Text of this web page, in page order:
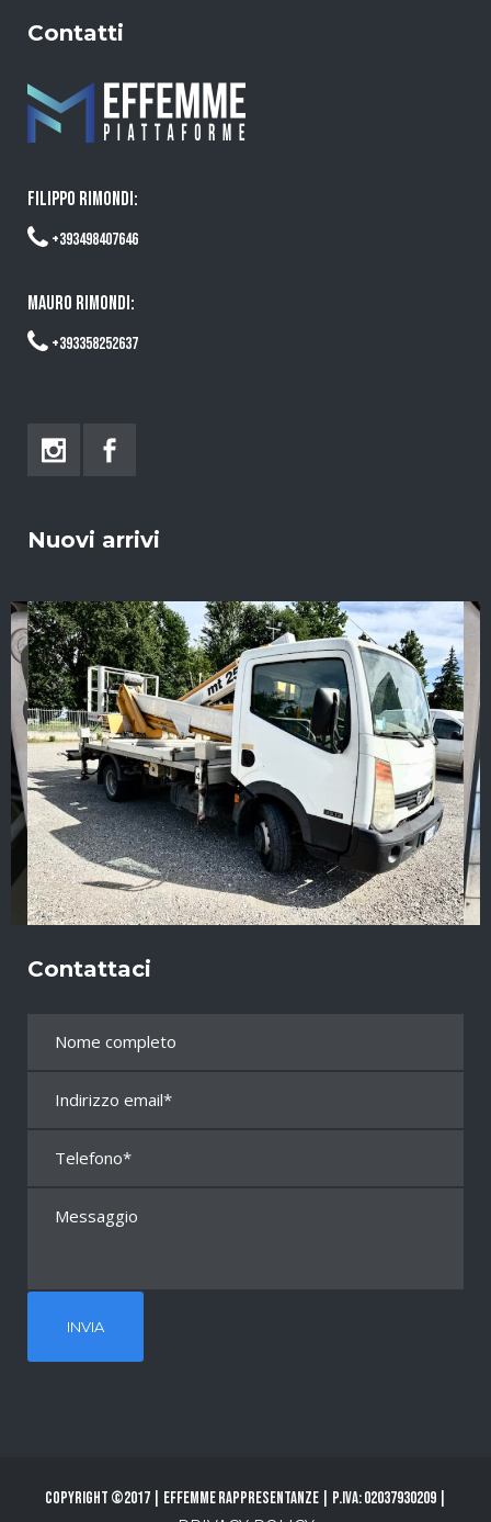
Contatti
FILIPPO RIMONDI:
+393498407646
MAURO RIMONDI:
+393358252637
Nuovi arrivi
Contattaci
Copyright ©2017 | Effemme Rappresentanze | P.Iva: 02037930209 |